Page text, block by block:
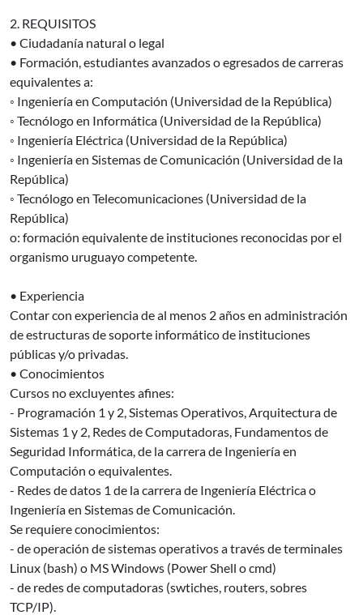
2. REQUISITOS
• Ciudadanía natural o legal
• Formación, estudiantes avanzados o egresados de carreras
equivalentes a:
◦ Ingeniería en Computación (Universidad de la República)
◦ Tecnólogo en Informática (Universidad de la República)
◦ Ingeniería Eléctrica (Universidad de la República)
◦ Ingeniería en Sistemas de Comunicación (Universidad de la
República)
◦ Tecnólogo en Telecomunicaciones (Universidad de la
República)
o: formación equivalente de instituciones reconocidas por el
organismo uruguayo competente.
• Experiencia
Contar con experiencia de al menos 2 años en administración
de estructuras de soporte informático de instituciones
públicas y/o privadas.
• Conocimientos
Cursos no excluyentes afines:
- Programación 1 y 2, Sistemas Operativos, Arquitectura de
Sistemas 1 y 2, Redes de Computadoras, Fundamentos de
Seguridad Informática, de la carrera de Ingeniería en
Computación o equivalentes.
- Redes de datos 1 de la carrera de Ingeniería Eléctrica o
Ingeniería en Sistemas de Comunicación.
Se requiere conocimientos:
- de operación de sistemas operativos a través de terminales
Linux (bash) o MS Windows (Power Shell o cmd)
- de redes de computadoras (swtiches, routers, sobres
TCP/IP).